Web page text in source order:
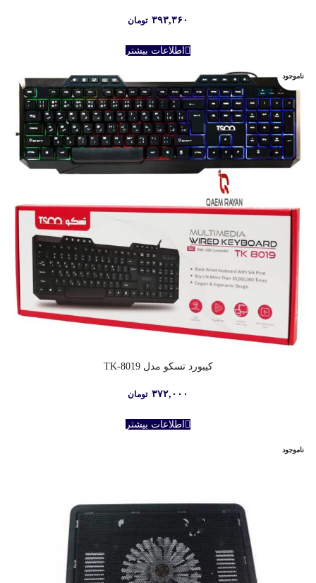
۳۹۳,۳۶۰ تومان
اطلاعات بیشتر
ناموجود
کیبورد تسکو مدل TK-8019
۳۷۲,۰۰۰ تومان
اطلاعات بیشتر
ناموجود